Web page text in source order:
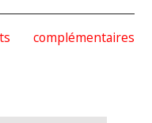
complémentaires